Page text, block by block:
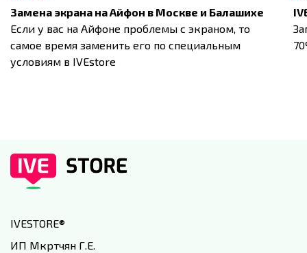
Замена экрана на Айфон в Москве и Балашихе
Если у вас на Айфоне проблемы с экраном, то
самое время заменить его по специальным
условиям в IVEstore
IVESTORE®
ИП Мкртчян Г.Е.